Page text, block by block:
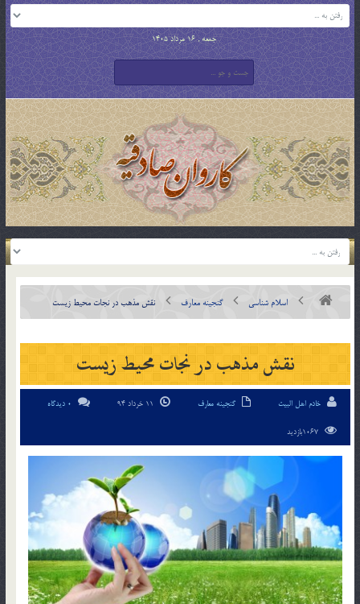
جمعه , 16 مرداد 1405
اسلام شناسی گنجینه معارف نقش مذهب در نجات محيط زيست
نقش مذهب در نجات محيط زيست
خادم اهل البیت گنجینه معارف 0 دیدگاه